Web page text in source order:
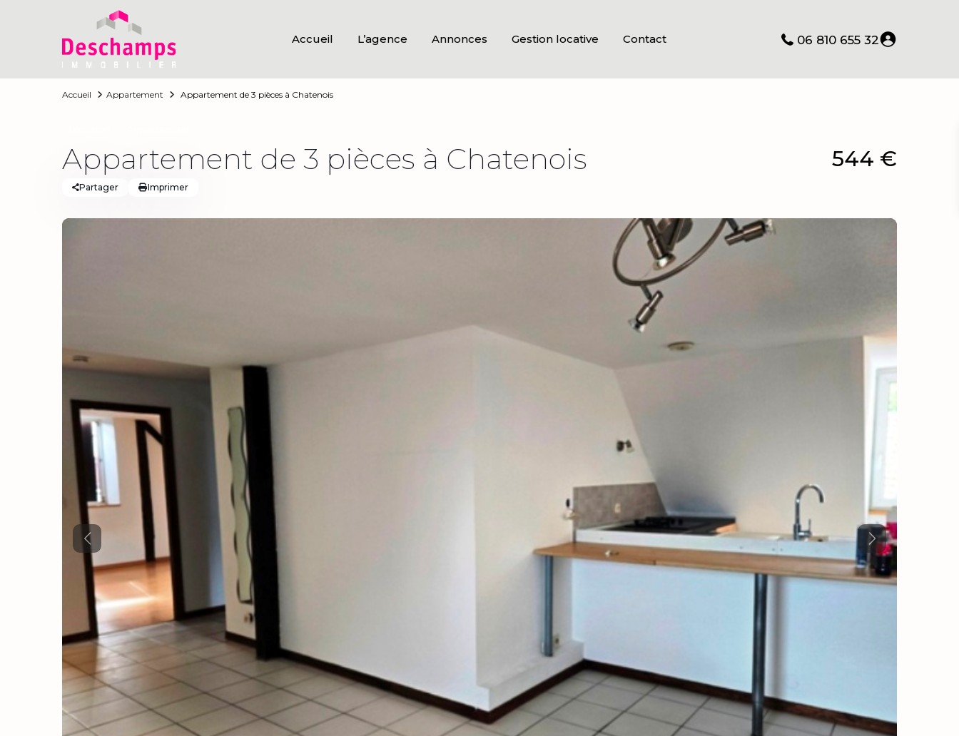
Accueil L’agence Annonces Gestion locative Contact 06 810 655 32
Accueil Appartement Appartement de 3 pièces à Chatenois
Appartement de 3 pièces à Chatenois 544 €
Partager Imprimer
Previous Previous